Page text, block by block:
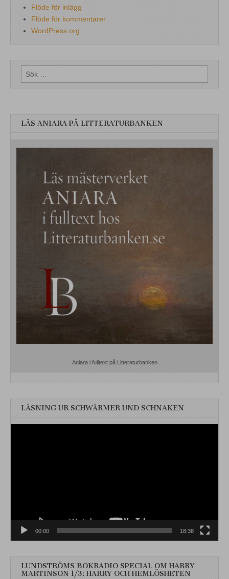
Flöde för inlägg
Flöde för kommentarer
WordPress.org
Sök
efter:
LÄS ANIARA PÅ LITTERATURBANKEN
Aniara i fulltext på Litteraturbanken
LÄSNING UR SCHWÄRMER UND SCHNAKEN
00:00 18:38
LUNDSTRÖMS BOKRADIO SPECIAL OM HARRY
MARTINSON 1/3: HARRY OCH HEMLÖSHETEN